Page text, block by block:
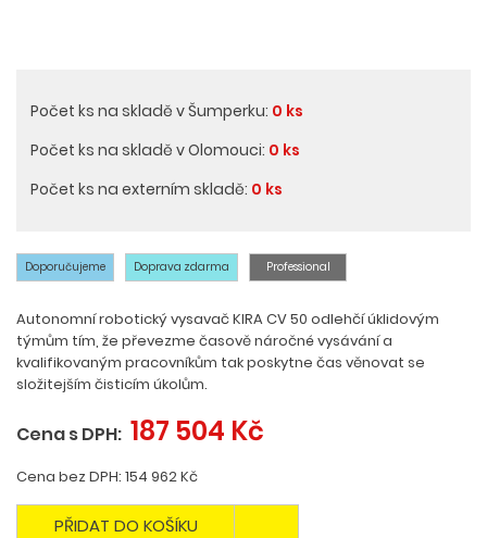
Počet ks na skladě v Šumperku: 0 ks
Počet ks na skladě v Olomouci: 0 ks
Počet ks na externím skladě: 0 ks
Doporučujeme Doprava zdarma Professional
Autonomní robotický vysavač KIRA CV 50 odlehčí úklidovým
týmům tím, že převezme časově náročné vysávání a
kvalifikovaným pracovníkům tak poskytne čas věnovat se
složitejším čisticím úkolům.
Cena s DPH: 187 504 Kč
Cena bez DPH: 154 962 Kč
PŘIDAT DO KOŠÍKU